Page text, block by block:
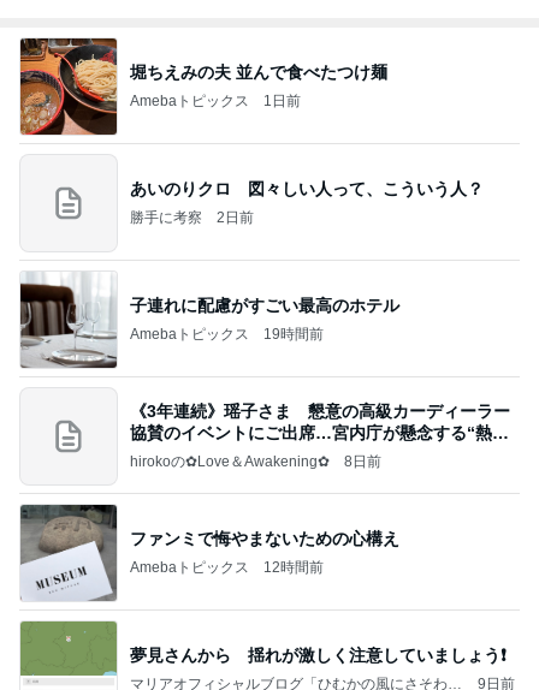
堀ちえみの夫 並んで食べたつけ麺
Amebaトピックス 1日前
あいのりクロ 図々しい人って、こういう人？
勝手に考察 2日前
子連れに配慮がすごい最高のホテル
Amebaトピックス 19時間前
《3年連続》瑶子さま 懇意の高級カーディーラー
協賛のイベントにご出席…宮内庁が懸念する“熱心
すぎ
hirokoの✿Love＆Awakening✿ 8日前
ファンミで悔やまないための心構え
Amebaトピックス 12時間前
夢見さんから 揺れが激しく注意していましょう❗️
マリアオフィシャルブログ「ひむかの風にさそわれ 9日前